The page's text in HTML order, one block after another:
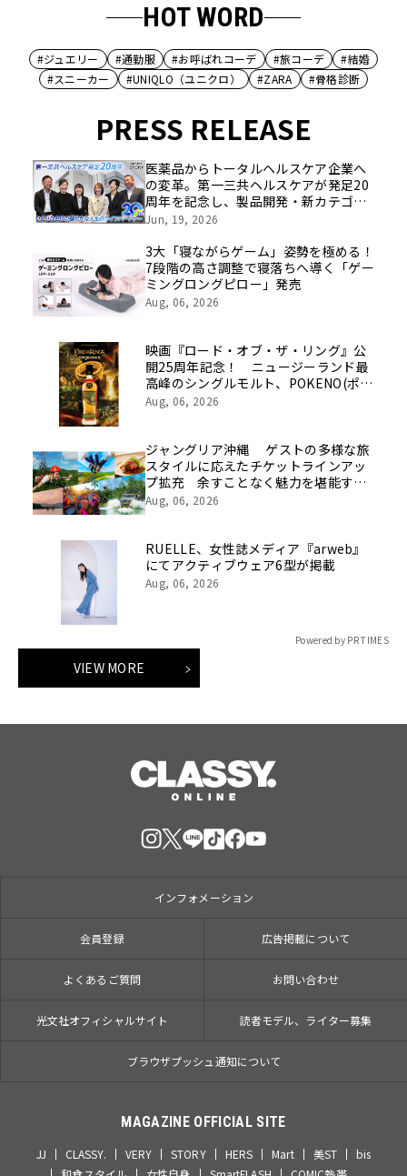
HOT WORD
#ジュエリー #通勤服 #お呼ばれコーデ #旅コーデ
#結婚
#スニーカー
#UNIQLO（ユニクロ） #ZARA #骨格診断
PRESS RELEASE
医薬品からトータルヘルスケア企業へ
の変革。第一三共ヘルスケアが発足20
周年を記念し、製品開発・新カテゴリ
挑戦の舞台や旧社統合時のエピソード
像を公開！
Jun, 19, 2026
3大「寝ながらゲーム」姿勢を極める！
7段階の高さ調整で寝落ちへ導く「ゲー
ミングロングピロー」発売
Aug, 06, 2026
映画『ロード・オブ・ザ・リング』公
開25周年記念！ ニュージーランド最
高峰のシングルモルト、POKENO(ポケ
ノ)より 数量限定ウイスキー「リング
Aug, 06, 2026
ジャングリア沖縄 ゲストの多様な旅
スタイルに応えたチケットラインアッ
プ拡充 余すことなく魅力を堪能する
「ロイヤルチケット」新登場
Aug, 06, 2026
RUELLE、女性誌メディア『arweb』
にてアクティブウェア6型が掲載
Aug, 06, 2026
Powered by PR TIMES
VIEW MORE
インフォメーション
会員登録 広告掲載について
よくあるご質問 お問い合わせ
光文社オフィシャルサイト 読者モデル、ライター募集
ブラウザプッシュ通知について
MAGAZINE OFFICIAL SITE
JJ CLASSY. VERY STORY HERS Mart 美ST
bis